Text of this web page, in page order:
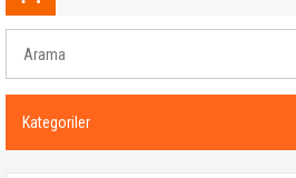
Kategoriler